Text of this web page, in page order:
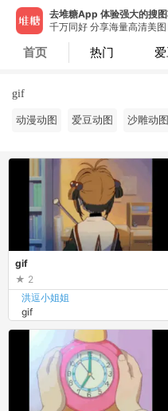
去堆糖App 体验强大的搜
千万同好 分享海量高清美图
首页 热门
gif
动漫动图 爱豆动图 沙雕动图
gif
2
洪逗小姐姐
gif